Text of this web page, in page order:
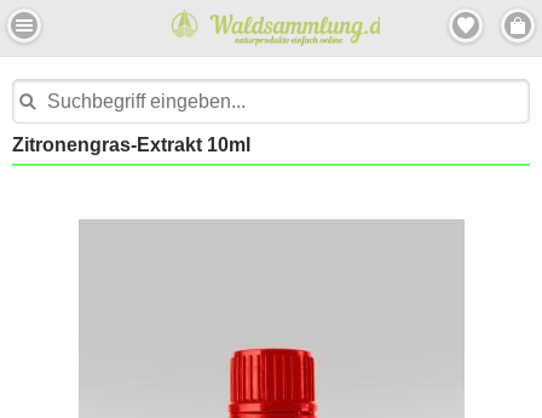
Zitronengras-Extrakt 10ml